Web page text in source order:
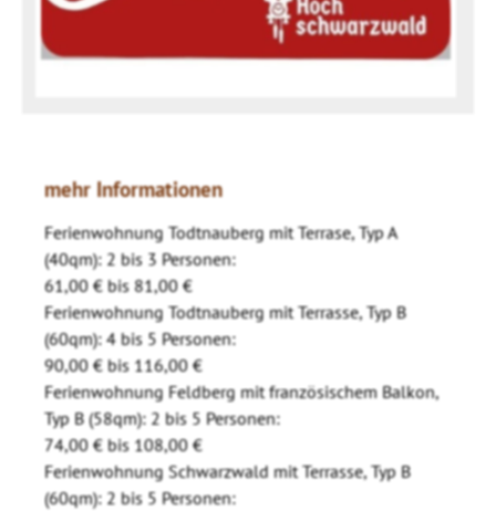
mehr Informationen
Ferienwohnung Todtnauberg mit Terrase, Typ A
(40qm): 2 bis 3 Personen:
61,00 € bis 81,00 €
Ferienwohnung Todtnauberg mit Terrasse, Typ B
(60qm): 4 bis 5 Personen:
90,00 € bis 116,00 €
Ferienwohnung Feldberg mit französischem Balkon,
Typ B (58qm): 2 bis 5 Personen:
74,00 € bis 108,00 €
Ferienwohnung Schwarzwald mit Terrasse, Typ B
(60qm): 2 bis 5 Personen: